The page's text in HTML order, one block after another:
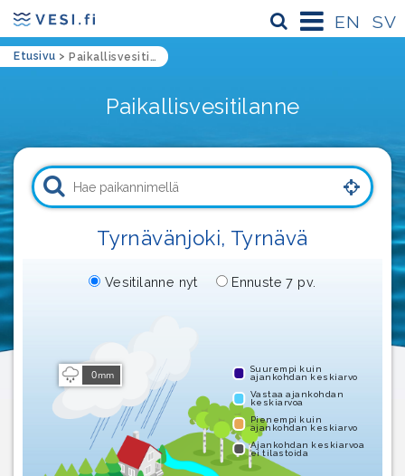
SV
EN
Etusivu > Paikallisvesitilanne sijainti
Paikallisvesitilanne
Tyrnävänjoki, Tyrnävä
Vesitilanne nyt Ennuste 7 pv.
Suurempi kuin
ajankohdan keskiarvo
Vastaa ajankohdan
keskiarvoa
Pienempi kuin
ajankohdan keskiarvo
Ajankohdan keskiarvoa
ei tilastoida
0mm